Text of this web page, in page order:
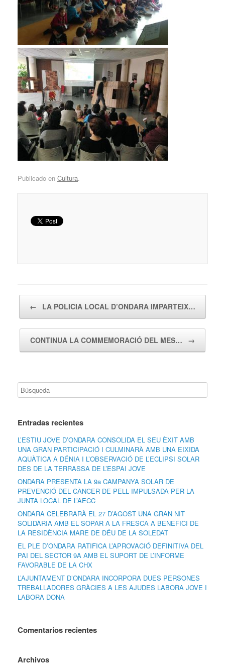
Publicado en Cultura.
← LA POLICIA LOCAL D’ONDARA IMPARTEIX…
CONTINUA LA COMMEMORACIÓ DEL MES… →
Entradas recientes
L’ESTIU JOVE D’ONDARA CONSOLIDA EL SEU ÈXIT AMB
UNA GRAN PARTICIPACIÓ I CULMINARÀ AMB UNA EIXIDA
AQUÀTICA A DÉNIA I L’OBSERVACIÓ DE L’ECLIPSI SOLAR
DES DE LA TERRASSA DE L’ESPAI JOVE
ONDARA PRESENTA LA 9a CAMPANYA SOLAR DE
PREVENCIÓ DEL CÀNCER DE PELL IMPULSADA PER LA
JUNTA LOCAL DE L’AECC
ONDARA CELEBRARÀ EL 27 D’AGOST UNA GRAN NIT
SOLIDÀRIA AMB EL SOPAR A LA FRESCA A BENEFICI DE
LA RESIDÈNCIA MARE DE DÉU DE LA SOLEDAT
EL PLE D’ONDARA RATIFICA L’APROVACIÓ DEFINITIVA DEL
PAI DEL SECTOR 9A AMB EL SUPORT DE L’INFORME
FAVORABLE DE LA CHX
L’AJUNTAMENT D’ONDARA INCORPORA DUES PERSONES
TREBALLADORES GRÀCIES A LES AJUDES LABORA JOVE I
LABORA DONA
Comentarios recientes
Archivos